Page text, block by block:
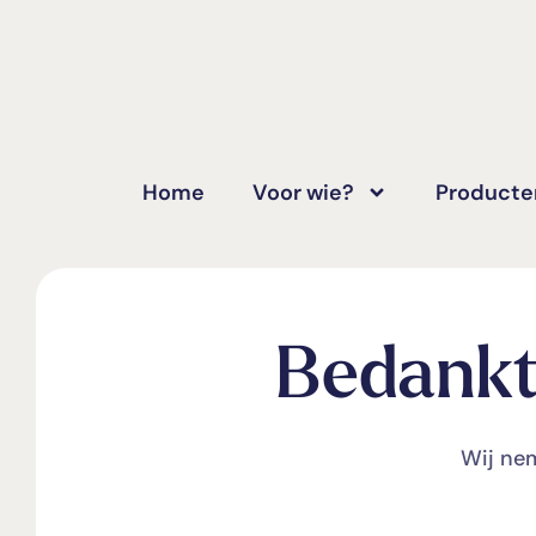
Home Voor wie?
Wij